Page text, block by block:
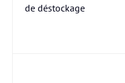
de déstockage